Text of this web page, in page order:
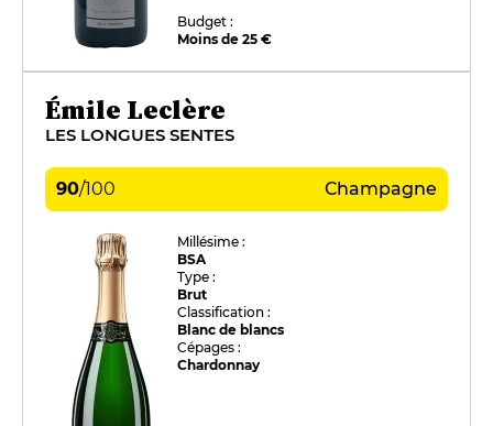
Budget :
Moins de 25 €
Émile Leclère
LES LONGUES SENTES
90/100 Champagne
Millésime :
BSA
Type :
Brut
Classification :
Blanc de blancs
Cépages :
Chardonnay